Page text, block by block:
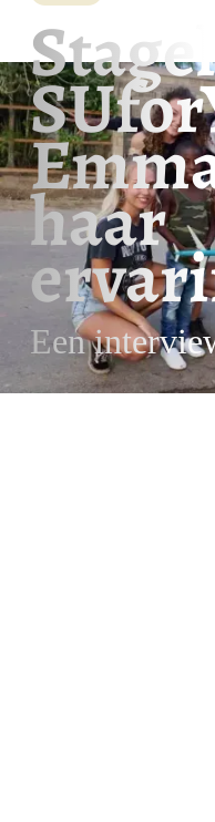
haar
Een